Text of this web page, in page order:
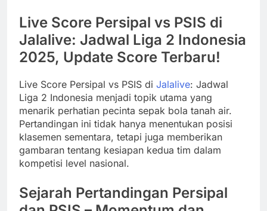
Live Score Persipal vs PSIS di
Jalalive: Jadwal Liga 2 Indonesia
2025, Update Score Terbaru!
Live Score Persipal vs PSIS di Jalalive: Jadwal
Liga 2 Indonesia menjadi topik utama yang
menarik perhatian pecinta sepak bola tanah air.
Pertandingan ini tidak hanya menentukan posisi
klasemen sementara, tetapi juga memberikan
gambaran tentang kesiapan kedua tim dalam
kompetisi level nasional.
Sejarah Pertandingan Persipal